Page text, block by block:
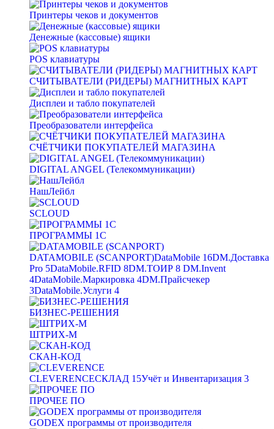
Принтеры чеков и документов
Денежные (кассовые) ящики
POS клавиатуры
СЧИТЫВАТЕЛИ (РИДЕРЫ) МАГНИТНЫХ КАРТ
Дисплеи и табло покупателей
Преобразователи интерфейса
СЧЁТЧИКИ ПОКУПАТЕЛЕЙ МАГАЗИНА
DIGITAL ANGEL (Телекоммуникации)
НашЛейбл
SCLOUD
ПРОГРАММЫ 1С
DATAMOBILE (SCANPORT)DataMobile 16DM.Доставка
Pro 5DataMobile.RFID 8DM.ТОИР 8 DM.Invent
4DataMobile.Маркировка 4DM.Прайсчекер
3DataMobile.Услуги 4
БИЗНЕС-РЕШЕНИЯ
ШТРИХ-М
СКАН-КОД
CLEVERENCEСКЛАД 15Учёт и Инвентаризация 3
ПРОЧЕЕ ПО
GODEX программы от производителя